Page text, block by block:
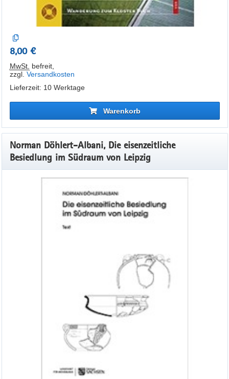
8,00 €
MwSt. befreit,
zzgl. Versandkosten
Lieferzeit: 10 Werktage
Warenkorb
Norman Döhlert-Albani, Die eisenzeitliche
Besiedlung im Südraum von Leipzig